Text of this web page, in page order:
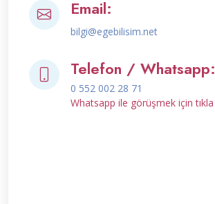
Email:
bilgi@egebilisim.net
Telefon / Whatsapp:
0 552 002 28 71
Whatsapp ile görüşmek için tıkla